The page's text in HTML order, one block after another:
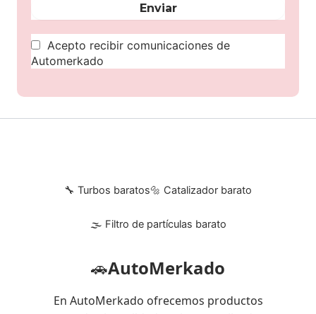
Acepto recibir comunicaciones de
Automerkado
🔧 Turbos baratos🔩 Catalizador barato
🌫 Filtro de partículas barato
🚗AutoMerkado
En AutoMerkado ofrecemos productos